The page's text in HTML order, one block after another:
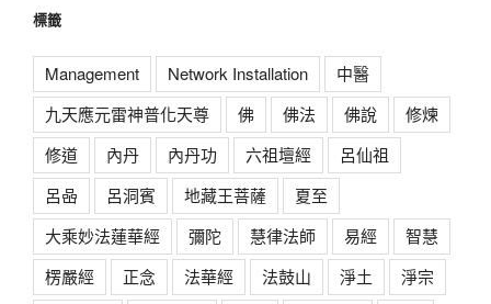
標籤
Management Network Installation
中醫
九天應元雷神普化天尊
佛 佛法 佛說
修煉
修道
內丹 內丹功 六祖壇經
呂仙祖
呂喦
呂洞賓 地藏王菩薩
夏至
大乘妙法蓮華經
彌陀 慧律法師 易經
智慧
楞嚴經
正念 法華經 法鼓山 淨土 淨宗